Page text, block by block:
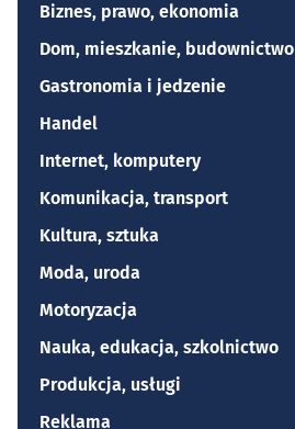
Biznes, prawo, ekonomia
Dom, mieszkanie, budownictwo
Gastronomia i jedzenie
Handel
Internet, komputery
Komunikacja, transport
Kultura, sztuka
Moda, uroda
Motoryzacja
Nauka, edukacja, szkolnictwo
Produkcja, usługi
Reklama